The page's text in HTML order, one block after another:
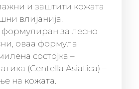
и заштити кожата
влијанија.
формулиран за лесно
оваа формула
состојка –
(Centella Asiatica) –
на кожата.